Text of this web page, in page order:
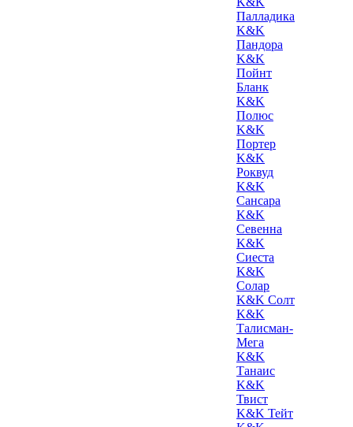
Палладика
K&K
Пандора
K&K
Пойнт
Бланк
K&K
Полюс
K&K
Портер
K&K
Роквуд
K&K
Сансара
K&K
Севенна
K&K
Сиеста
K&K
Солар
K&K Солт
K&K
Талисман-
Мега
K&K
Танаис
K&K
Твист
K&K Тейт